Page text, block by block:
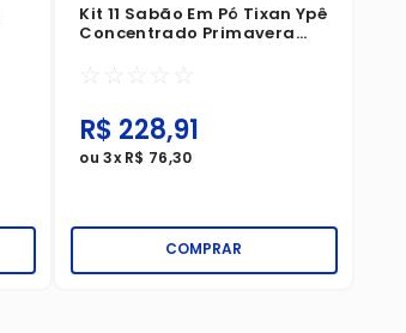
Kit 11 Sabão Em Pó Tixan Ypê
Concentrado Primavera
☆ ☆ ☆ ☆ ☆
R$ 228,91
ou3xR$ 76,30
COMPRAR